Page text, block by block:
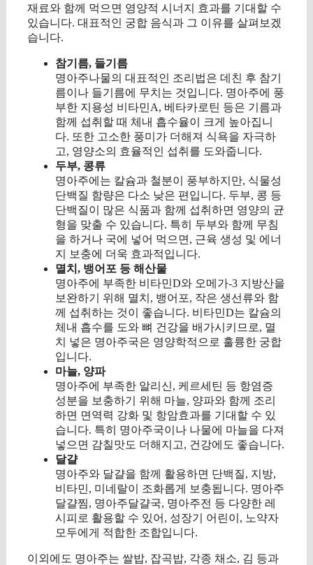
재료와 함께 먹으면 영양적 시너지 효과를 기대할 수
있습니다. 대표적인 궁합 음식과 그 이유를 살펴보겠
습니다.
참기름, 들기름
명아주나물의 대표적인 조리법은 데친 후 참기
름이나 들기름에 무치는 것입니다. 명아주에 풍
부한 지용성 비타민A, 베타카로틴 등은 기름과
함께 섭취할 때 체내 흡수율이 크게 높아집니
다. 또한 고소한 풍미가 더해져 식욕을 자극하
고, 영양소의 효율적인 섭취를 도와줍니다.
두부, 콩류
명아주에는 칼슘과 철분이 풍부하지만, 식물성
단백질 함량은 다소 낮은 편입니다. 두부, 콩 등
단백질이 많은 식품과 함께 섭취하면 영양의 균
형을 맞출 수 있습니다. 특히 두부와 함께 무침
을 하거나 국에 넣어 먹으면, 근육 생성 및 에너
지 보충에 더욱 효과적입니다.
멸치, 뱅어포 등 해산물
명아주에 부족한 비타민D와 오메가-3 지방산을
보완하기 위해 멸치, 뱅어포, 작은 생선류와 함
께 섭취하는 것이 좋습니다. 비타민D는 칼슘의
체내 흡수를 도와 뼈 건강을 배가시키므로, 멸
치 넣은 명아주국은 영양학적으로 훌륭한 궁합
입니다.
마늘, 양파
명아주에 부족한 알리신, 케르세틴 등 항염증
성분을 보충하기 위해 마늘, 양파와 함께 조리
하면 면역력 강화 및 항암효과를 기대할 수 있
습니다. 특히 명아주국이나 나물에 마늘을 다져
넣으면 감칠맛도 더해지고, 건강에도 좋습니다.
달걀
명아주와 달걀을 함께 활용하면 단백질, 지방,
비타민, 미네랄이 조화롭게 보충됩니다. 명아주
달걀찜, 명아주달걀국, 명아주전 등 다양한 레
시피로 활용할 수 있어, 성장기 어린이, 노약자
모두에게 적합한 조합입니다.
이외에도 명아주는 쌀밥, 잡곡밥, 각종 채소, 김 등과